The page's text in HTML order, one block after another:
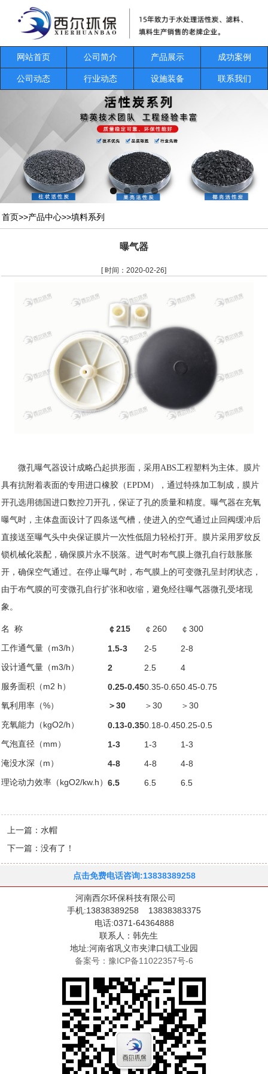
网站首页 公司简介 产品展示 成功案例
公司动态 行业动态 设施装备 联系我们
首页>>产品中心>>填料系列
曝气器
[ 时间：2020-02-26]
微孔曝气器设计成略凸起拱形面，采用ABS工程塑料为主体。膜片
具有抗附着表面的专用进口橡胶（EPDM），通过特殊加工制成，膜片
开孔选用德国进口数控刀开孔，保证了孔的质量和精度。曝气器在充氧
曝气时，主体盘面设计了四条送气槽，使进入的空气通过止回阀缓冲后
直接送至曝气头中央保证膜片一次性低阻力轻松打开。膜片采用罗纹反
锁机械化装配，确保膜片永不脱落。进气时布气膜上微孔自行鼓胀胀
开，确保空气通过。在停止曝气时，布气膜上的可变微孔呈封闭状态，
由于布气膜的可变微孔自行扩张和收缩，避免经往曝气器微孔受堵现
象。
名 称 ￠215 ￠260
￠300
工作通气量（m3/h）
1.5-3 2-5
2-8
设计通气量（m3/h）
2 2.5
4
服务面积（m2 h）
0.25-0.450.35-0.650.45-0.75
氧利用率（%）
＞30 ＞30
＞30
充氧能力（kgO2/h）
0.13-0.350.18-0.450.25-0.5
气泡直径（mm）
1-3 1-3
1-3
淹没水深（m）
4-8 4-8
4-8
理论动力效率（kgO2/kw.h）6.5 6.5 6.5
上一篇：水帽
下一篇：没有了！
点击免费电话咨询:13838389258
河南西尔环保科技有限公司
手机:13838389258 13838383375
电话:0371-64364888
联系人：韩先生
地址:河南省巩义市夹津口镇工业园
备案号：豫ICP备11022357号-6